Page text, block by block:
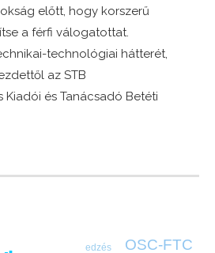
előtt, hogy korszerű
a férfi válogatottat.
technológiai hátterét,
az STB
és Tanácsadó Betéti
OSC-FTC
edzés